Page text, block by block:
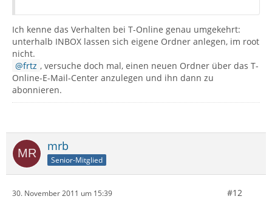
Ich kenne das Verhalten bei T-Online genau umgekehrt:
unterhalb INBOX lassen sich eigene Ordner anlegen, im root
nicht.
frtz , versuche doch mal, einen neuen Ordner über das T-
Online-E-Mail-Center anzulegen und ihn dann zu
abonnieren.
mrb
Senior-Mitglied
30. November 2011 um 15:39 #12